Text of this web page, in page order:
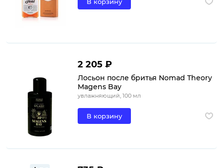
2 205 ₽
Лосьон после бритья Nomad Theory
Magens Bay
увлажняющий, 100 мл
В корзину